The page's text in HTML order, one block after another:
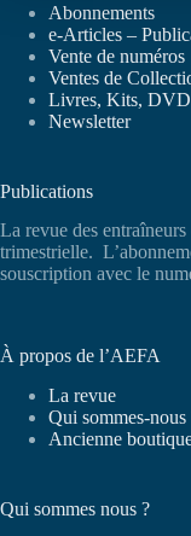
Abonnements
e-Articles –
Vente de numéros
Ventes de
Livres, Kits, DVD
Newsletter
Publications
La revue des
trimestrielle.
souscription avec le
À propos de l’AEFA
La revue
Qui sommes-nous
Ancienne
Qui sommes nous ?